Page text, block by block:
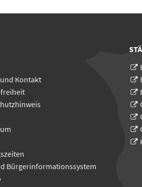
Kontakt
Bürgerinformationssystem